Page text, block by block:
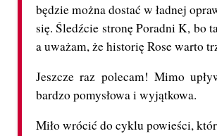
będzie można dostać w ładnej
się. Śledźcie stronę Poradni K, bo
a uważam, że historię Rose warto
Jeszcze raz polecam! Mimo
bardzo pomysłowa i wyjątkowa.
Miło wrócić do cyklu powieści,